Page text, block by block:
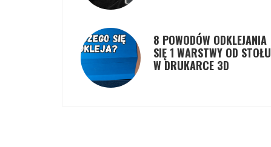
8 POWODÓW ODKLEJANIA
SIĘ 1 WARSTWY OD STOŁU
W DRUKARCE 3D